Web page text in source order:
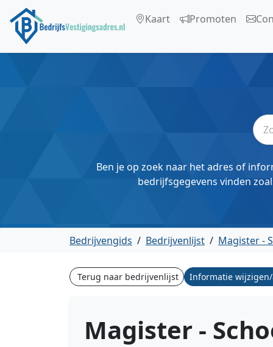
Kaart Promoten
Ben je op zoek naar het adres of
bedrijfsgegevens vinden
Bedrijvengids / Bedrijvenlijst / Magister -
Terug naar bedrijvenlijst Informatie
Magister -